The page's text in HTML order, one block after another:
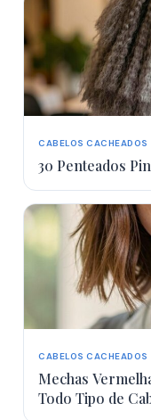
CABELOS CACHEADOS
30 Penteados
CABELOS CACHEADOS
Mechas
Todo Tipo de